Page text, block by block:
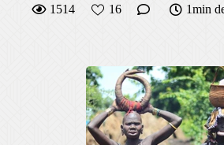
1514 16 1min